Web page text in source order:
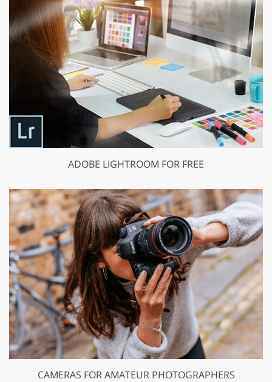
ADOBE LIGHTROOM FOR FREE
CAMERAS FOR AMATEUR PHOTOGRAPHERS